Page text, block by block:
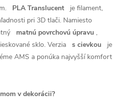
PLA Translucent
je filament,
pri 3D tlači. Namiesto
matnú povrchovú úpravu ,
sklo. Verzia
s cievkou
je
AMS a ponúka najvyšší komfort
v dekorácii?